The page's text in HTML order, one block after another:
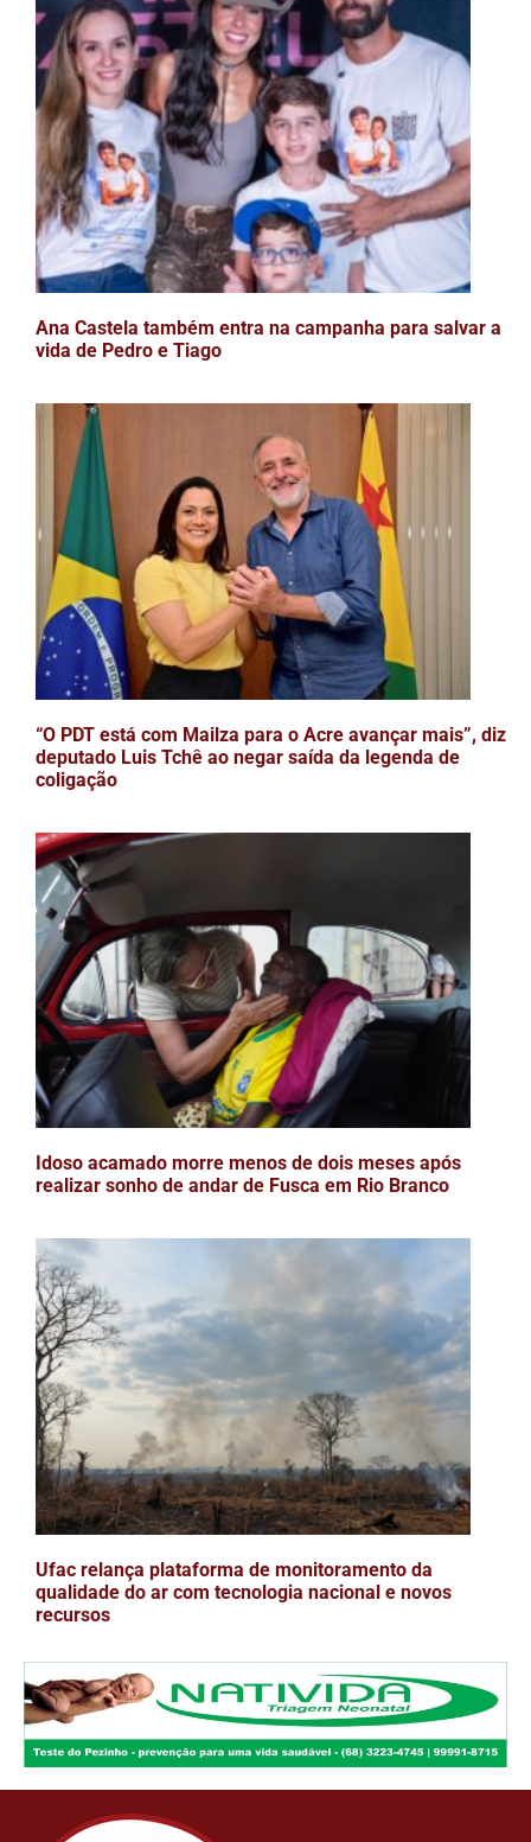
Ana Castela também entra na campanha para salvar a
vida de Pedro e Tiago
“O PDT está com Mailza para o Acre avançar mais”, diz
deputado Luis Tchê ao negar saída da legenda de
coligação
Idoso acamado morre menos de dois meses após
realizar sonho de andar de Fusca em Rio Branco
Ufac relança plataforma de monitoramento da
qualidade do ar com tecnologia nacional e novos
recursos